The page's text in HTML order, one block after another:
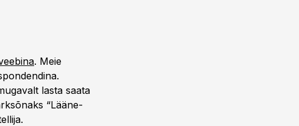
. Meie
lasta saata
“Lääne-